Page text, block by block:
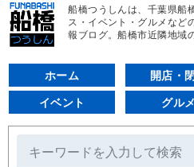
船橋つうしんは、千葉県船
ス・イベント・グルメなど
報ブログ。船橋市近隣地域
ホーム 開店・
イベント グルメ